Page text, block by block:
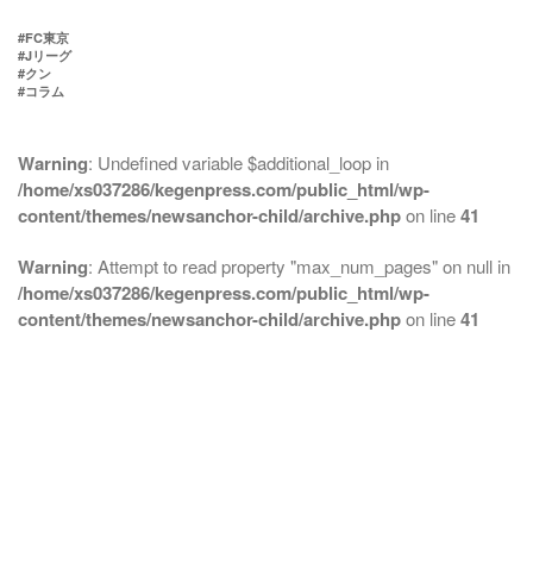
#FC東京
#Jリーグ
#クン
#コラム
Warning: Undefined variable $additional_loop in
/home/xs037286/kegenpress.com/public_html/wp-
content/themes/newsanchor-child/archive.phpon line41
Warning: Attempt to read property "max_num_pages" on null in
/home/xs037286/kegenpress.com/public_html/wp-
content/themes/newsanchor-child/archive.phpon line41